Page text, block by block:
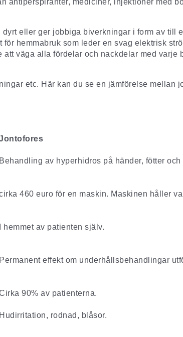
antiperspiranter, mediciner, injektioner med
eller ger jobbiga biverkningar i form av till
hemmabruk som leder en svag elektrisk
väga alla fördelar och nackdelar med varje
etc. Här kan du se en jämförelse mellan
Behandling av hyperhidros på händer, fötter och
460 euro för en maskin. Maskinen håller
I hemmet av patienten själv.
Permanent effekt om underhållsbehandlingar
90% av patienterna.
Hudirritation, rodnad, blåsor.